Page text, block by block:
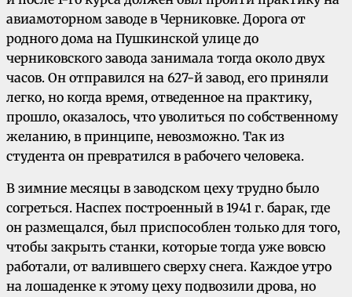
авиамоторном заводе в Черниковке. Дорога от
родного дома на Пушкинской улице до
черниковского завода занимала тогда около двух
часов. Он отправился на 627-й завод, его приняли
легко, но когда время, отведенное на практику,
прошло, оказалось, что уволиться по собственному
желанию, в принципе, невозможно. Так из
студента он превратился в рабочего человека.
В зимние месяцы в заводском цеху трудно было
согреться. Наспех построенный в 1941 г. барак, где
он размещался, был приспособлен только для того,
чтобы закрыть станки, которые тогда уже вовсю
работали, от валившего сверху снега. Каждое утро
на лошаденке к этому цеху подвозили дрова, но